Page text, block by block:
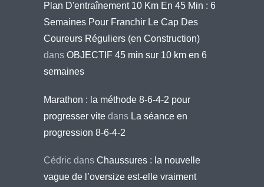
Plan D'entraînement 10 Km En 45 Min : 6
Semaines Pour Franchir Le Cap Des
Coureurs Réguliers (en Construction)
dans OBJECTIF 45 min sur 10 km en 6
semaines
Marathon : la méthode 8-6-4-2 pour
progresser vite dans La séance en
progression 8-6-4-2
Cédric dans Chaussures : la nouvelle
vague de l’oversize est-elle vraiment